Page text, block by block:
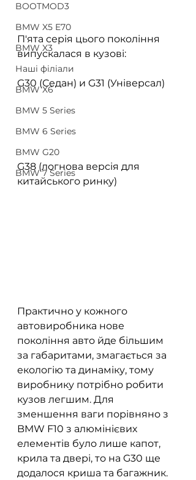
BOOTMOD3
BMW X5 E70
BMW X3
Наші філіали
BMW X6
BMW 5 Series
BMW 6 Series
BMW G20
BMW 7 Series
П'ята серія цього покоління
випускалася в кузові:
G30 (Седан) и G31 (Універсал)
G38 (логнова версія для
китайського ринку)
Практично у кожного
автовиробника нове
покоління авто йде більшим
за габаритами, змагається за
екологію та динаміку, тому
виробнику потрібно робити
кузов легшим. Для
зменшення ваги порівняно з
BMW F10 з алюмінієвих
елементів було лише капот,
крила та двері, то на G30 ще
додалося криша та багажник.